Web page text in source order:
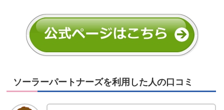
ソーラーパートナーズを利用した人の口コミ